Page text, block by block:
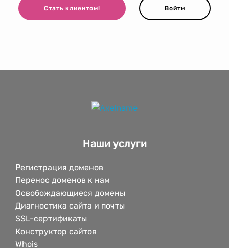
Стать клиентом! Войти
Наши услуги
Регистрация доменов
Перенос доменов к нам
Освобождающиеся домены
Диагностика сайта и почты
SSL-сертификаты
Конструктор сайтов
Whois